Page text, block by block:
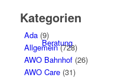
Beratung
Kategorien
Ada(9)
Allgemein(728)
AWO Bahnhof(26)
AWO Care(31)